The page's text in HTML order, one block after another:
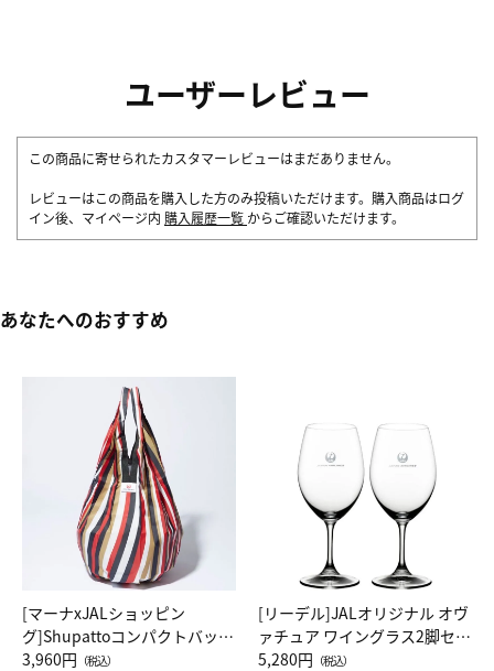
ユーザーレビュー
この商品に寄せられたカスタマーレビューはまだありません。
レビューはこの商品を購入した方のみ投稿いただけます。購入商品はログ
イン後、マイページ内 購入履歴一覧 からご確認いただけます。
あなたへのおすすめ
[マーナxJALショッピン
グ]Shupattoコンパクトバッグ
Drop JAL客室乗務員（LC）ス
3,960円 （税込）
[リーデル]JALオリジナル オヴ
ァチュア ワイングラス2脚セッ
ト（レッドワイン）
5,280円 （税込）